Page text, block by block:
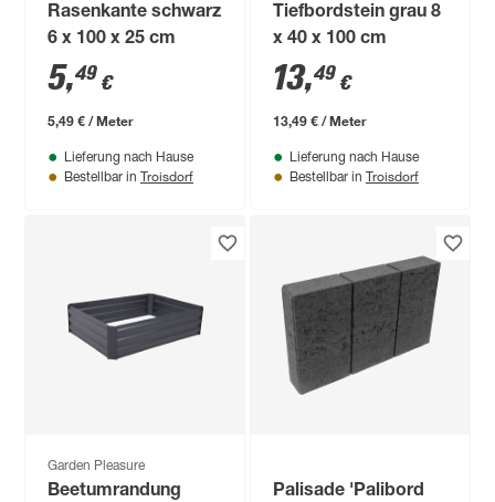
Rasenkante schwarz
6 x 100 x 25 cm
5,49 €
5,49 € / Meter
Lieferung nach Hause
Bestellbar in Troisdorf
Tiefbordstein grau 8
x 40 x 100 cm
13,49 €
13,49 € / Meter
Lieferung nach Hause
Bestellbar in Troisdorf
Garden Pleasure
Beetumrandung
Palisade 'Palibord